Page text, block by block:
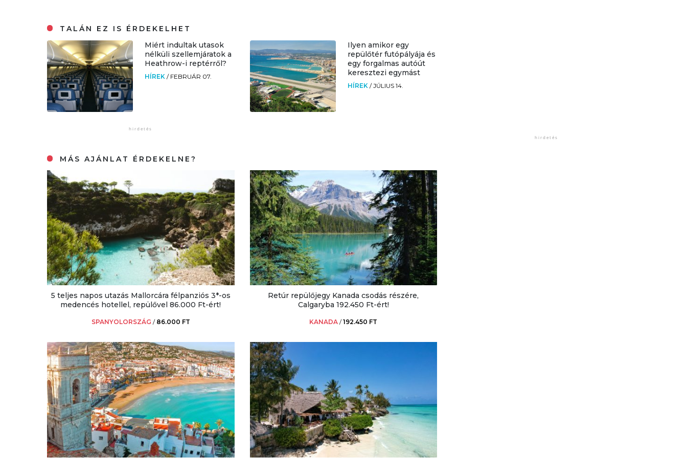
TALÁN EZ IS ÉRDEKELHET
Miért indultak utasok
nélküli szellemjáratok a
Heathrow-i reptérről?
HÍREK/ FEBRUÁR 07.
Ilyen amikor egy
repülőtér futópályája és
egy forgalmas autóút
keresztezi egymást
HÍREK /JÚLIUS 14.
MÁS AJÁNLAT ÉRDEKELNE?
5 teljes napos utazás Mallorcára félpanziós 3*-os
medencés hotellel, repülővel 86.000 Ft-ért!
SPANYOLORSZÁG / 86.000 FT
Retúr repülőjegy Kanada csodás részére,
Calgaryba 192.450 Ft-ért!
KANADA /192.450 FT